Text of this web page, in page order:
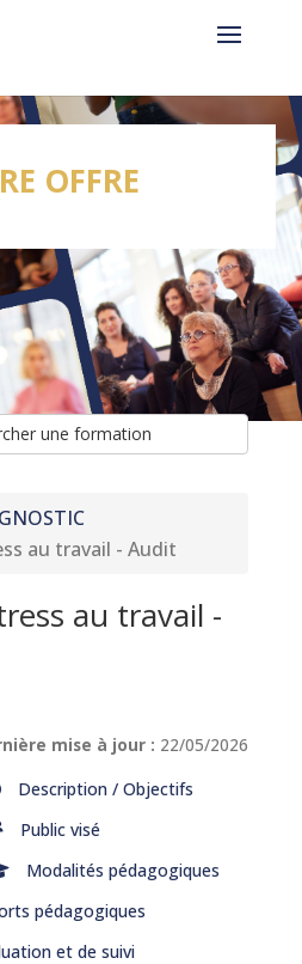
OFFRE
une formation
au travail - Audit
au travail -
mise à jour : 22/05/2026
Description / Objectifs
Public visé
Modalités pédagogiques
pédagogiques
et de suivi